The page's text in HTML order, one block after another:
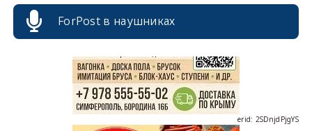
ForPost в наушниках
erid: 2SDnjdPjgYS